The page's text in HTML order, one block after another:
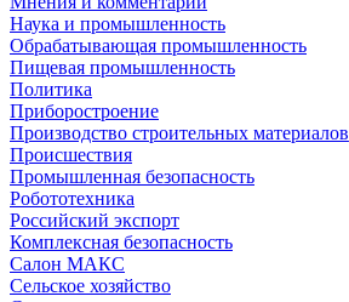
Наука и промышленность
Обрабатывающая промышленность
Пищевая промышленность
Политика
Приборостроение
Производство строительных материалов
Происшествия
Промышленная безопасность
Робототехника
Российский экспорт
Комплексная безопасность
Салон МАКС
Сельское хозяйство